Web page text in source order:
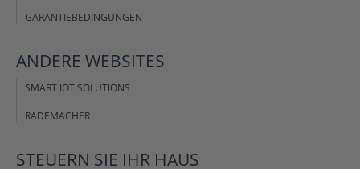
GARANTIEBEDINGUNGEN
ANDERE WEBSITES
SMART IOT SOLUTIONS
RADEMACHER
STEUERN SIE IHR HAUS